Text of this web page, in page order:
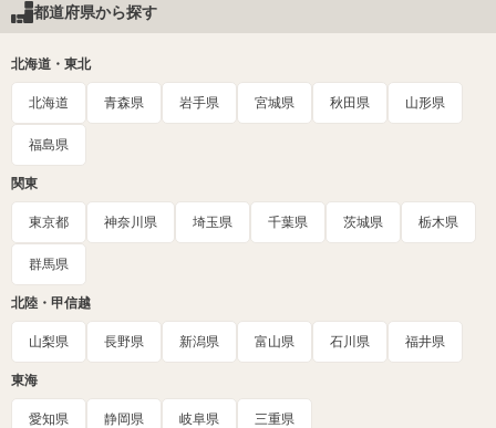
都道府県から探す
北海道・東北
北海道 青森県 岩手県 宮城県 秋田県 山形県
福島県
関東
東京都 神奈川県 埼玉県 千葉県 茨城県 栃木県
群馬県
北陸・甲信越
山梨県 長野県 新潟県 富山県 石川県 福井県
東海
愛知県 静岡県 岐阜県 三重県